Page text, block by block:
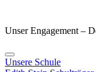
Unser Engagement –
Unsere Schule